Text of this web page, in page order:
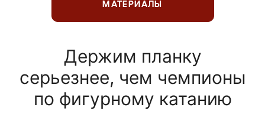
МАТЕРИАЛЫ
Держим планку
серьезнее, чем чемпионы
по фигурному катанию